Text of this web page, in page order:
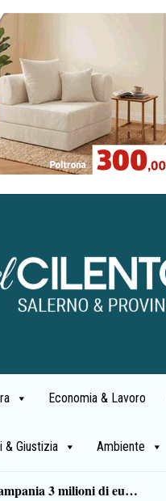
Economia & Lavoro
& Giustizia Ambiente
Tragedia Cilentana, fissati i funerali di Luigi Viscovo: 18enne indagato per omicidio colposo